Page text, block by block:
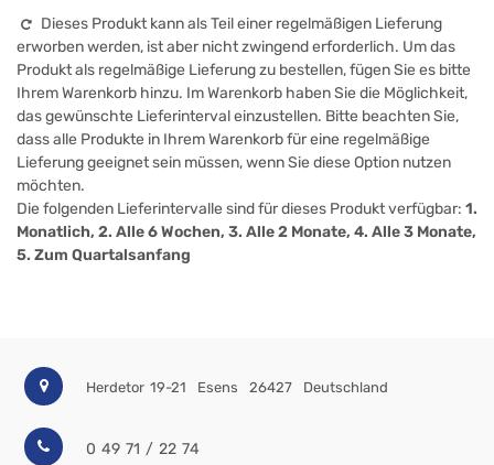
Dieses Produkt kann als Teil einer regelmäßigen Lieferung
erworben werden, ist aber nicht zwingend erforderlich. Um das
Produkt als regelmäßige Lieferung zu bestellen, fügen Sie es bitte
Ihrem Warenkorb hinzu. Im Warenkorb haben Sie die Möglichkeit,
das gewünschte Lieferinterval einzustellen. Bitte beachten Sie,
dass alle Produkte in Ihrem Warenkorb für eine regelmäßige
Lieferung geeignet sein müssen, wenn Sie diese Option nutzen
möchten.
Die folgenden Lieferintervalle sind für dieses Produkt verfügbar: 1.
Monatlich, 2. Alle 6 Wochen, 3. Alle 2 Monate, 4. Alle 3 Monate,
5. Zum Quartalsanfang
Herdetor 19-21 Esens 26427 Deutschland
0 49 71 / 22 74